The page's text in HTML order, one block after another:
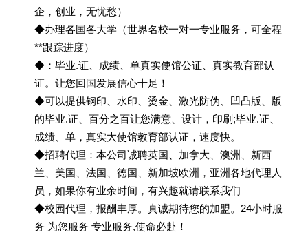
企，创业，无忧愁）
◆办理各国各大学（世界名校一对一专业服务，可全程
**跟踪进度）
◆：毕业.证、成绩、单真实使馆公证、真实教育部认
证。让您回国发展信心十足！
◆可以提供钢印、水印、烫金、激光防伪、凹凸版、版
的毕业.证、百分之百让您满意、设计，印刷;毕业.证、
成绩、单，真实大使馆教育部认证，速度快。
◆招聘代理：本公司诚聘英国、加拿大、澳洲、新西
兰、美国、法国、德国、新加坡欧洲，亚洲各地代理人
员，如果你有业余时间，有兴趣就请联系我们
◆校园代理，报酬丰厚。真诚期待您的加盟。24小时服
务 为您服务 专业服务,使命必赴！